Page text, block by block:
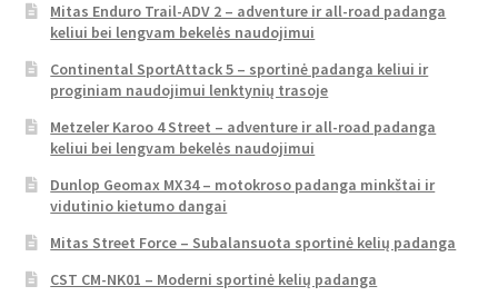
Mitas Enduro Trail-ADV 2 – adventure ir all-road padanga
keliui bei lengvam bekelės naudojimui
Continental SportAttack 5 – sportinė padanga keliui ir
proginiam naudojimui lenktynių trasoje
Metzeler Karoo 4 Street – adventure ir all-road padanga
keliui bei lengvam bekelės naudojimui
Dunlop Geomax MX34 – motokroso padanga minkštai ir
vidutinio kietumo dangai
Mitas Street Force – Subalansuota sportinė kelių padanga
CST CM-NK01 – Moderni sportinė kelių padanga